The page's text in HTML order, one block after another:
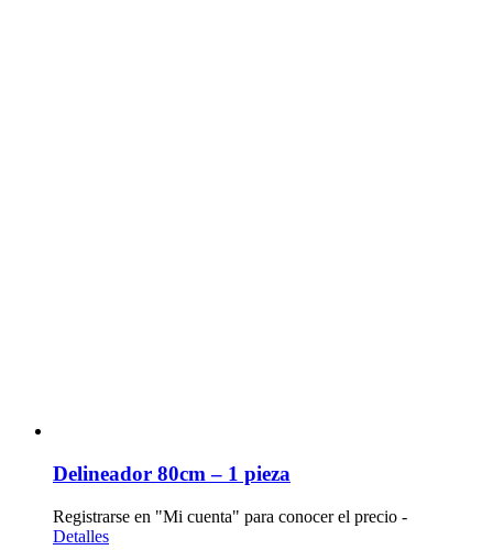
Delineador 80cm – 1 pieza
Registrarse en "Mi cuenta" para conocer el precio -
Detalles